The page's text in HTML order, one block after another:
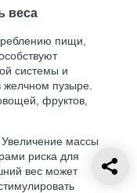
веса
пищи,
системы и
пузыре.
фруктов,
Увеличение массы
риска для
вес может